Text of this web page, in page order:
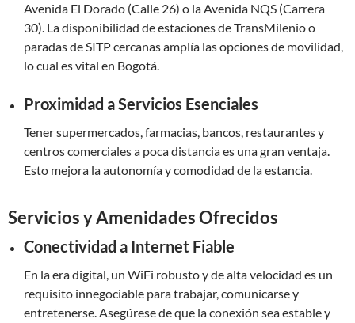
Avenida El Dorado (Calle 26) o la Avenida NQS (Carrera
30). La disponibilidad de estaciones de TransMilenio o
paradas de SITP cercanas amplía las opciones de movilidad,
lo cual es vital en Bogotá.
Proximidad a Servicios Esenciales
Tener supermercados, farmacias, bancos, restaurantes y
centros comerciales a poca distancia es una gran ventaja.
Esto mejora la autonomía y comodidad de la estancia.
Servicios y Amenidades Ofrecidos
Conectividad a Internet Fiable
En la era digital, un WiFi robusto y de alta velocidad es un
requisito innegociable para trabajar, comunicarse y
entretenerse. Asegúrese de que la conexión sea estable y